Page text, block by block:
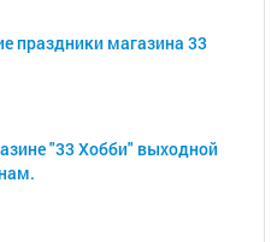
праздники магазина 33
"33 Хобби" выходной